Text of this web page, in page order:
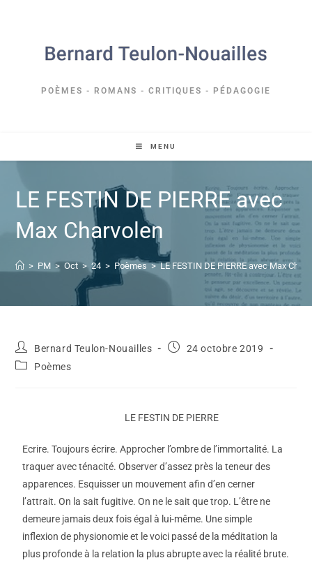
POÈMES - ROMANS - CRITIQUES - PÉDAGOGIE
MENU
LE FESTIN DE PIERRE avec
Max Charvolen
> PM > Oct > 24 > Poèmes > LE FESTIN DE PIERRE avec Max
Bernard Teulon-Nouailles
24 octobre 2019
Poèmes
LE FESTIN DE PIERRE
Ecrire. Toujours écrire. Approcher l’ombre de l’immortalité. La
traquer avec ténacité. Observer d’assez près la teneur des
apparences. Esquisser un mouvement afin d’en cerner
l’attrait. On la sait fugitive. On ne le sait que trop. L’être ne
demeure jamais deux fois égal à lui-même. Une simple
inflexion de physionomie et le voici passé de la méditation la
plus profonde à la relation la plus abrupte avec la réalité brute.